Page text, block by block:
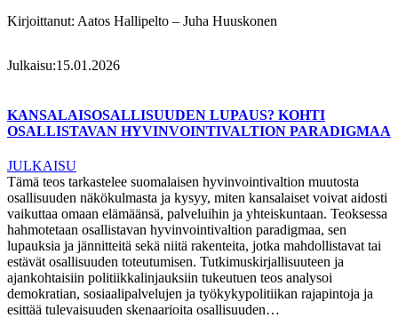
Kirjoittanut: Aatos Hallipelto – Juha Huuskonen
Julkaisu:15.01.2026
KANSALAISOSALLISUUDEN LUPAUS? KOHTI
OSALLISTAVAN HYVINVOINTIVALTION PARADIGMAA
JULKAISU
Tämä teos tarkastelee suomalaisen hyvinvointivaltion muutosta
osallisuuden näkökulmasta ja kysyy, miten kansalaiset voivat aidosti
vaikuttaa omaan elämäänsä, palveluihin ja yhteiskuntaan. Teoksessa
hahmotetaan osallistavan hyvinvointivaltion paradigmaa, sen
lupauksia ja jännitteitä sekä niitä rakenteita, jotka mahdollistavat tai
estävät osallisuuden toteutumisen. Tutkimuskirjallisuuteen ja
ajankohtaisiin politiikkalinjauksiin tukeutuen teos analysoi
demokratian, sosiaalipalvelujen ja työkykypolitiikan rajapintoja ja
esittää tulevaisuuden skenaarioita osallisuuden…